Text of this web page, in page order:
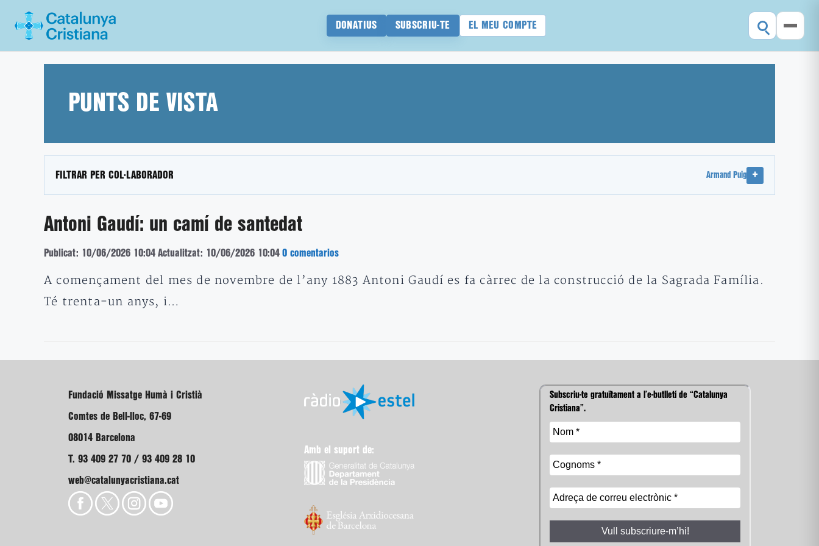
DONATIUS SUBSCRIU-TE EL MEU COMPTE
PUNTS DE VISTA
FILTRAR PER COL·LABORADOR Armand Puig
Antoni Gaudí: un camí de santedat
Publicat: 10/06/2026 10:04 Actualitzat: 10/06/2026 10:04 0 comentarios
A començament del mes de novembre de l’any 1883 Antoni Gaudí es fa càrrec de la construcció de la Sagrada Família.
Té trenta-un anys, i…
Fundació Missatge Humà i Cristià
Comtes de Bell-lloc, 67-69
08014 Barcelona
T. 93 409 27 70 / 93 409 28 10
web@catalunyacristiana.cat
Amb el suport de:
Subscriu-te gratuïtament a l’e-butlletí de “Catalunya
Cristiana”.